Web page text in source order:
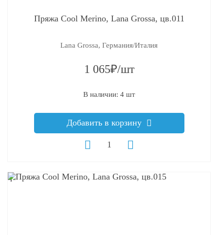
Пряжа Cool Merino, Lana Grossa, цв.011
Lana Grossa, Германия/Италия
1 065₽/шт
В наличии: 4 шт
Добавить в корзину
q